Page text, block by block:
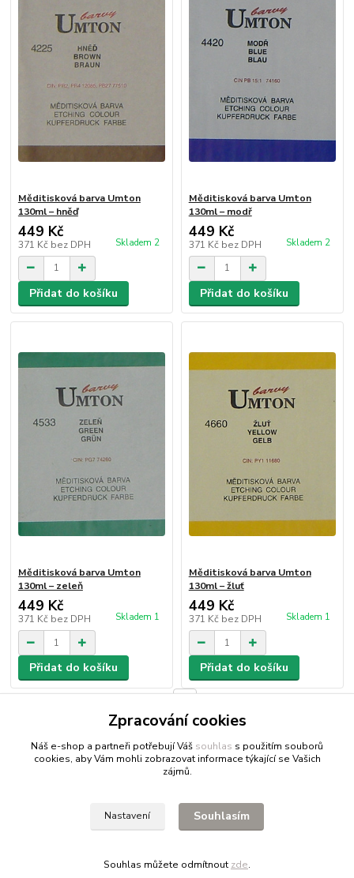
Měditisková barva Umton
130ml – hněď
449 Kč
371 Kč bez DPH Skladem 2
Přidat do košíku
Měditisková barva Umton
130ml – modř
449 Kč
371 Kč bez DPH Skladem 2
Přidat do košíku
Měditisková barva Umton
130ml – zeleň
449 Kč
371 Kč bez DPH Skladem 1
Přidat do košíku
Měditisková barva Umton
130ml – žluť
449 Kč
371 Kč bez DPH Skladem 1
Přidat do košíku
- vše pro fitnessProfitpsa.cz- vše pro psy
Bestgreen.cz
- ječmen a chlorella
Zpracování cookies
Náš e-shop a partneři potřebují Váš souhlas s použitím souborů
cookies, aby Vám mohli zobrazovat informace týkající se Vašich
zájmů.
Nastavení Souhlasím
Souhlas můžete odmítnout zde.